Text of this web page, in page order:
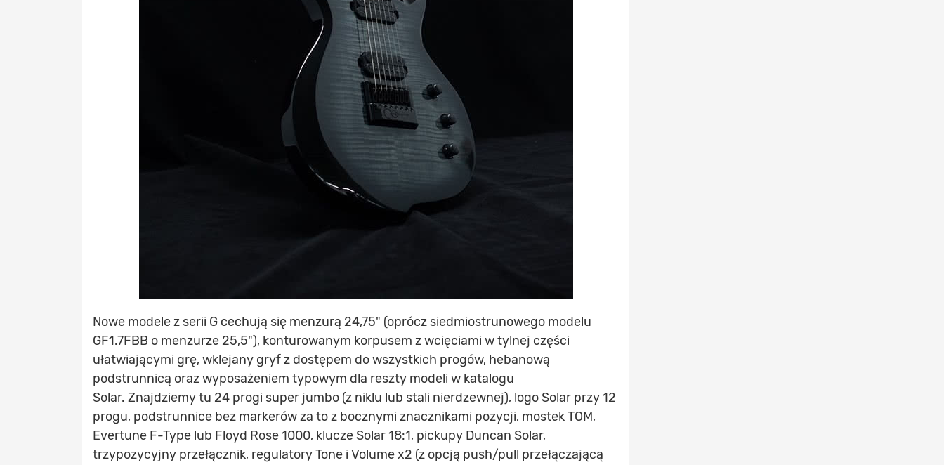
Nowe modele z serii G cechują się menzurą 24,75" (oprócz siedmiostrunowego modelu
GF1.7FBB o menzurze 25,5"), konturowanym korpusem z wcięciami w tylnej części
ułatwiającymi grę, wklejany gryf z dostępem do wszystkich progów, hebanową
podstrunnicą oraz wyposażeniem typowym dla reszty modeli w katalogu
Solar. Znajdziemy tu 24 progi super jumbo (z niklu lub stali nierdzewnej), logo Solar przy 12
progu, podstrunnice bez markerów za to z bocznymi znacznikami pozycji, mostek TOM,
Evertune F-Type lub Floyd Rose 1000, klucze Solar 18:1, pickupy Duncan Solar,
trzypozycyjny przełącznik, regulatory Tone i Volume x2 (z opcją push/pull przełączającą